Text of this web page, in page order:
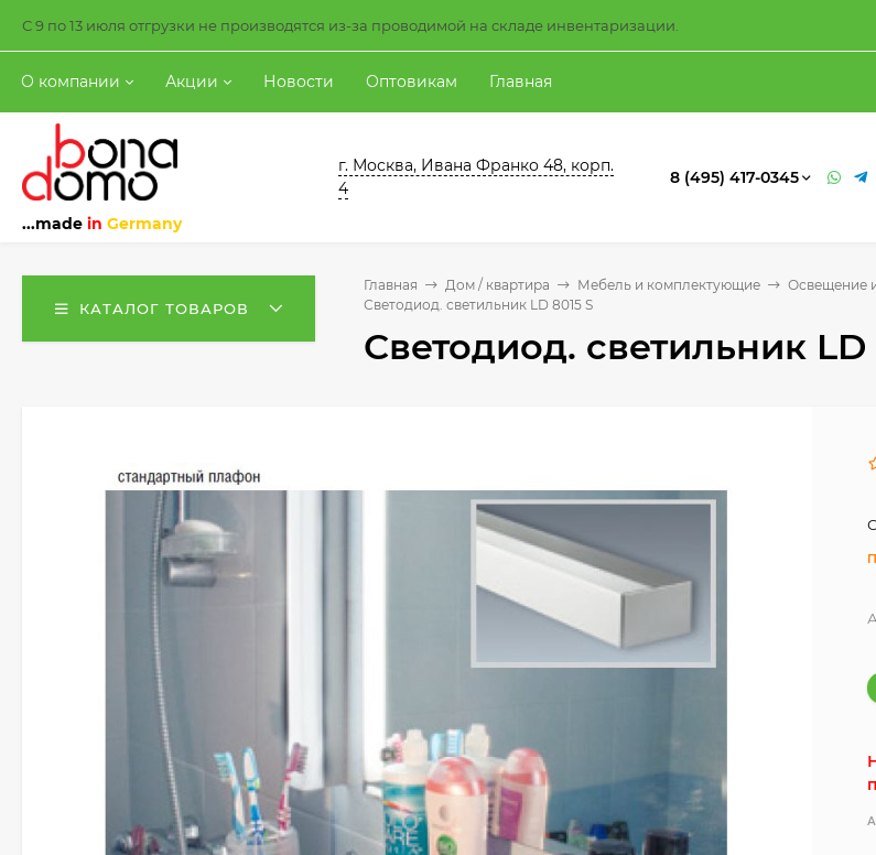
С 9 по 13 июля отгрузки не производятся из-за проводимой на складе инвентаризации.
О компании Акции Новости Оптовикам Главная
...made in Germany
г. Москва, Ивана Франко 48, корп.
4
8 (495) 417-0345
КАТАЛОГ ТОВАРОВ
Главная Дом / квартира Мебель и комплектующие Освещение
Светодиод. светильник LD 8015 S
Светодиод. светильник LD